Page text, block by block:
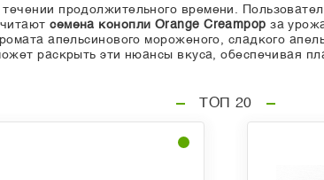
продолжительного времени.
семена конопли Orange Creampop за
апельсинового мороженого, сладкого
раскрыть эти нюансы вкуса, обеспечивая
ТОП 20